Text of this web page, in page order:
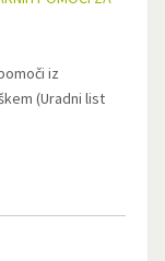
iz
(Uradni list